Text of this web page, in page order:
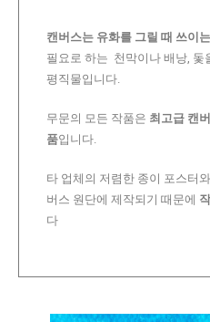
캔버스는 유화를 그릴 때 쓰이
필요로 하는 천막이나 배낭,
평직물입니다.
무문의 모든 작품은 최고급 캔
품입니다.
타 업체의 저렴한 종이 포스터
버스 원단에 제작되기 때문에
다